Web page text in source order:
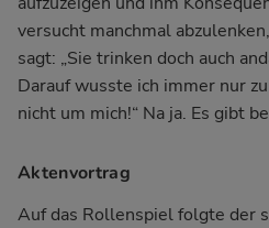
versucht manchmal
sagt: „Sie trinken doch auch
Darauf wusste ich immer nur
nicht um mich!“ Na ja. Es gibt
Aktenvortrag
Auf das Rollenspiel folgte der